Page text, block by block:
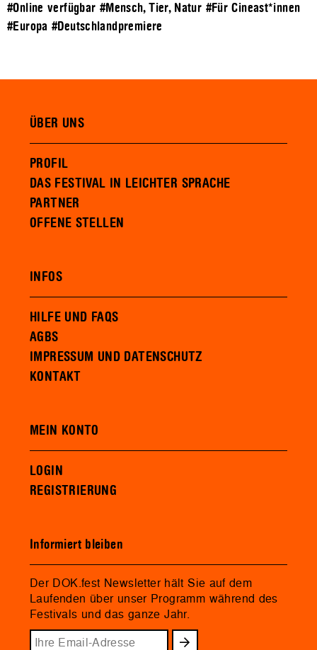
#Online verfügbar #Mensch, Tier, Natur #Für Cineast*innen
#Europa #Deutschlandpremiere
ÜBER UNS
PROFIL
DAS FESTIVAL IN LEICHTER SPRACHE
PARTNER
OFFENE STELLEN
INFOS
HILFE UND FAQS
AGBS
IMPRESSUM UND DATENSCHUTZ
KONTAKT
MEIN KONTO
LOGIN
REGISTRIERUNG
Informiert bleiben
Der DOK.fest Newsletter hält Sie auf dem
Laufenden über unser Programm während des
Festivals und das ganze Jahr.